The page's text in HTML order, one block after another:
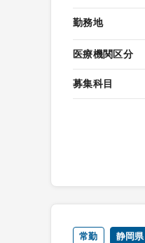
勤務地
医療機関区分
募集科目
常勤 静岡県